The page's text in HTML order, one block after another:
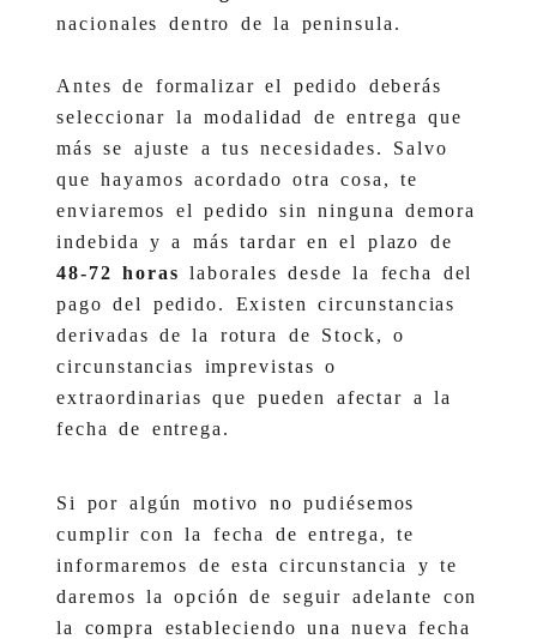
nacionales dentro de la peninsula.
Antes de formalizar el pedido deberás
seleccionar la modalidad de entrega que
más se ajuste a tus necesidades. Salvo
que hayamos acordado otra cosa, te
enviaremos el pedido sin ninguna demora
indebida y a más tardar en el plazo de
48-72 horas laborales desde la fecha del
pago del pedido. Existen circunstancias
derivadas de la rotura de Stock, o
circunstancias imprevistas o
extraordinarias que pueden afectar a la
fecha de entrega.
Si por algún motivo no pudiésemos
cumplir con la fecha de entrega, te
informaremos de esta circunstancia y te
daremos la opción de seguir adelante con
la compra estableciendo una nueva fecha